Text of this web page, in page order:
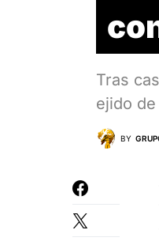
Tras
ejido
BY